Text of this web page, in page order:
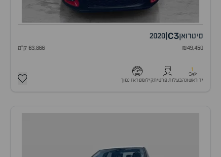
סיטרואןC3
2020
₪49,450 63,866 ק"מ
1
יד ראשונהבעלות פרטיתקילומטראז נמוך